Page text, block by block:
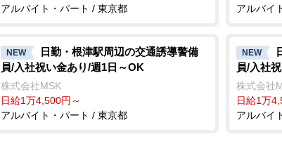
アルバイト・パート / 東京都
アルバイ
NEW
日勤・根津駅周辺の交通誘導警備
員/入社祝い金あり/週1日～OK
株式会社MSK
日給1万4,500円～
アルバイト・パート / 東京都
NEW
員/入社
株式会社
日給1万
アルバイ